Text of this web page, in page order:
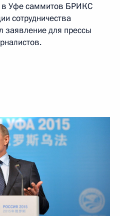
в Уфе саммитов БРИКС
сотрудничества
заявление для прессы